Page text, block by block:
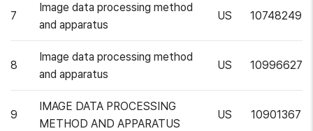
7
Image data processing method
and apparatus
US 10748249
8
Image data processing method
and apparatus
US 10996627
9
IMAGE DATA PROCESSING
METHOD AND APPARATUS
US 10901367